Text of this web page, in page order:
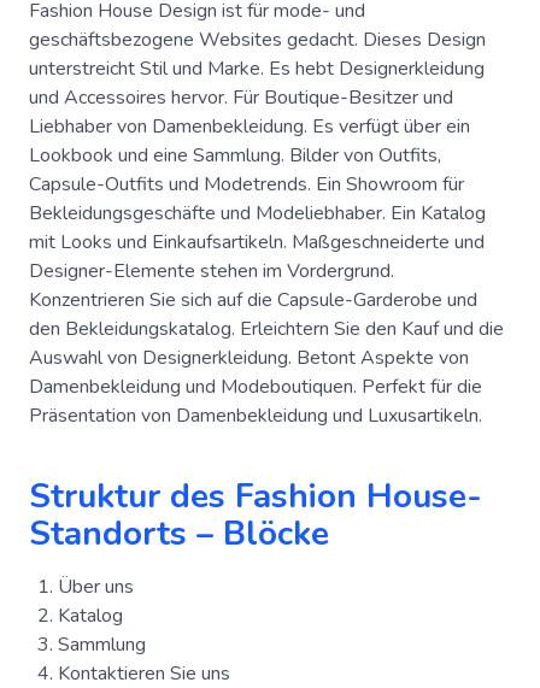
Fashion House Design ist für mode- und
geschäftsbezogene Websites gedacht. Dieses Design
unterstreicht Stil und Marke. Es hebt Designerkleidung
und Accessoires hervor. Für Boutique-Besitzer und
Liebhaber von Damenbekleidung. Es verfügt über ein
Lookbook und eine Sammlung. Bilder von Outfits,
Capsule-Outfits und Modetrends. Ein Showroom für
Bekleidungsgeschäfte und Modeliebhaber. Ein Katalog
mit Looks und Einkaufsartikeln. Maßgeschneiderte und
Designer-Elemente stehen im Vordergrund.
Konzentrieren Sie sich auf die Capsule-Garderobe und
den Bekleidungskatalog. Erleichtern Sie den Kauf und die
Auswahl von Designerkleidung. Betont Aspekte von
Damenbekleidung und Modeboutiquen. Perfekt für die
Präsentation von Damenbekleidung und Luxusartikeln.
Struktur des Fashion House-
Standorts – Blöcke
Über uns
Katalog
Sammlung
Kontaktieren Sie uns